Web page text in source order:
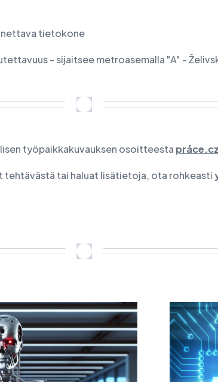
tietokone
- sijaitsee metroasemalla "A" -
työpaikkakuvauksen osoitteesta práce.cz
tehtävästä tai haluat lisätietoja, ota rohkeasti